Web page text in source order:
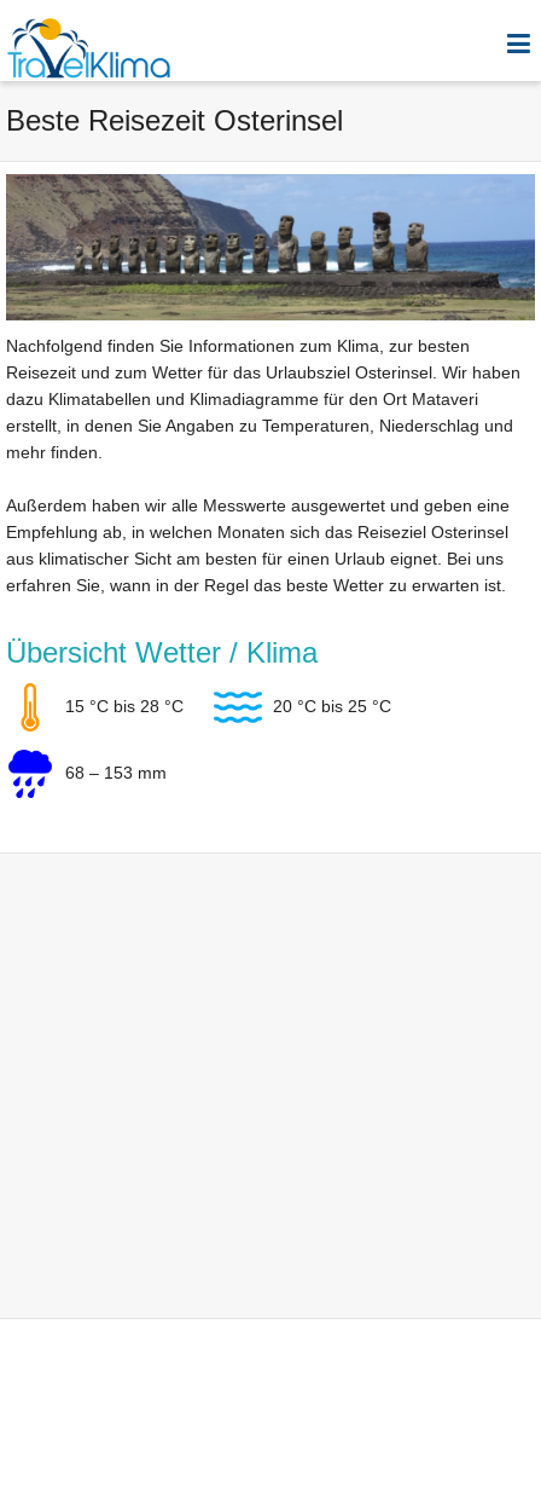
Beste Reisezeit Osterinsel
Nachfolgend finden Sie Informationen zum Klima, zur besten
Reisezeit und zum Wetter für das Urlaubsziel Osterinsel. Wir haben
dazu Klimatabellen und Klimadiagramme für den Ort Mataveri
erstellt, in denen Sie Angaben zu Temperaturen, Niederschlag und
mehr finden.
Außerdem haben wir alle Messwerte ausgewertet und geben eine
Empfehlung ab, in welchen Monaten sich das Reiseziel Osterinsel
aus klimatischer Sicht am besten für einen Urlaub eignet. Bei uns
erfahren Sie, wann in der Regel das beste Wetter zu erwarten ist.
Übersicht Wetter / Klima
15 °C bis 28 °C 20 °C bis 25 °C
68 – 153 mm